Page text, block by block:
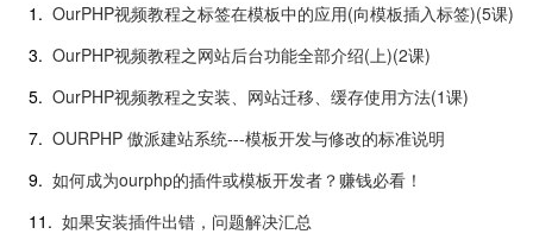
1. OurPHP视频教程之标签在模板中的应用(向模板插入标签)(5课)
3. OurPHP视频教程之网站后台功能全部介绍(上)(2课)
5. OurPHP视频教程之安装、网站迁移、缓存使用方法(1课)
7. OURPHP 傲派建站系统---模板开发与修改的标准说明
9. 如何成为ourphp的插件或模板开发者？赚钱必看！
11. 如果安装插件出错，问题解决汇总